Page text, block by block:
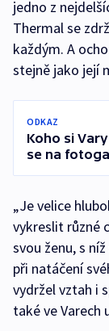
jedno z
Thermal se
každým. A
stejně jako její
ODKAZ
Koho si
se na
„Je velice
vykreslit různé
svou ženu, s
při natáčení
vydržel vztah i
také ve Varech